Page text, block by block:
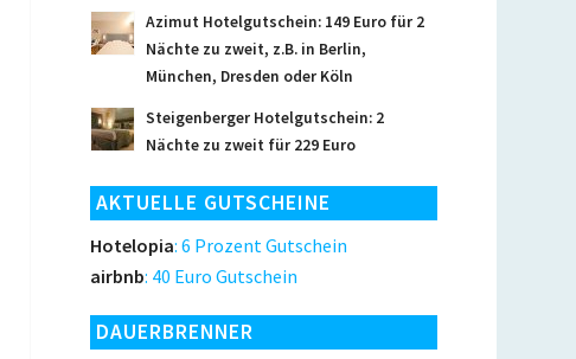
Azimut Hotelgutschein: 149 Euro für 2
Nächte zu zweit, z.B. in Berlin,
München, Dresden oder Köln
Steigenberger Hotelgutschein: 2
Nächte zu zweit für 229 Euro
AKTUELLE GUTSCHEINE
Hotelopia: 6 Prozent Gutschein
airbnb: 40 Euro Gutschein
DAUERBRENNER